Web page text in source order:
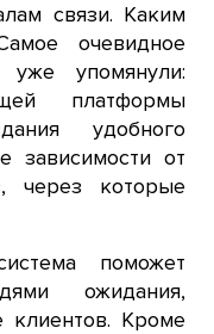
связи. Каким
очевидное
упомянули:
платформы
удобного
зависимости от
через которые
поможет
ожидания,
клиентов. Кроме